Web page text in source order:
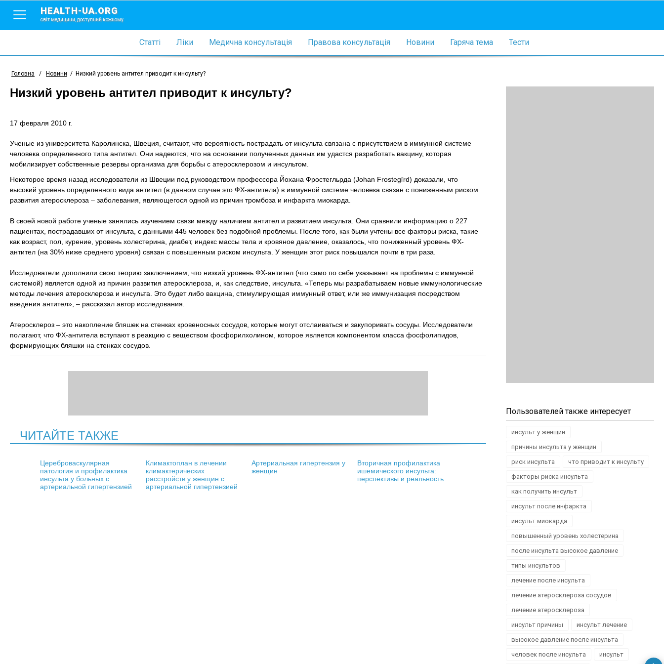
HEALTH-UA.ORG
світ медицини, доступний кожному
Статті Ліки Медична консультація Правова консультація Новини Гаряча тема Тести
Головна / Новини / Низкий уровень антител приводит к инсульту?
Низкий уровень антител приводит к инсульту?
17 февраля 2010 г.
Ученые из университета Каролинска, Швеция, считают, что вероятность пострадать от инсульта связана с присутствием в иммунной системе
человека определенного типа антител. Они надеются, что на основании полученных данных им удастся разработать вакцину, которая
мобилизирует собственные резервы организма для борьбы с атеросклерозом и инсультом.
Некоторое время назад исследователи из Швеции под руководством профессора Йохана Фростегльрда (Johan Frostegľrd) доказали, что
высокий уровень определенного вида антител (в данном случае это ФХ-антитела) в иммунной системе человека связан с пониженным риском
развития атеросклероза – заболевания, являющегося одной из причин тромбоза и инфаркта миокарда.
В своей новой работе ученые занялись изучением связи между наличием антител и развитием инсульта. Они сравнили информацию о 227
пациентах, пострадавших от инсульта, с данными 445 человек без подобной проблемы. После того, как были учтены все факторы риска, такие
как возраст, пол, курение, уровень холестерина, диабет, индекс массы тела и кровяное давление, оказалось, что пониженный уровень ФХ-
антител (на 30% ниже среднего уровня) связан с повышенным риском инсульта. У женщин этот риск повышался почти в три раза.
Исследователи дополнили свою теорию заключением, что низкий уровень ФХ-антител (что само по себе указывает на проблемы с иммунной
системой) является одной из причин развития атеросклероза, и, как следствие, инсульта. «Теперь мы разрабатываем новые иммунологические
методы лечения атеросклероза и инсульта. Это будет либо вакцина, стимулирующая иммунный ответ, или же иммунизация посредством
введения антител», – рассказал автор исследования.
Атеросклероз – это накопление бляшек на стенках кровеносных сосудов, которые могут отслаиваться и закупоривать сосуды. Исследователи
полагают, что ФХ-антитела вступают в реакцию с веществом фосфорилхолином, которое является компонентом класса фосфолипидов,
формирующих бляшки на стенках сосудов.
ЧИТАЙТЕ ТАКЖЕ
Цереброваскулярная
патология и профилактика
инсульта у больных с
артериальной гипертензией
Климактоплан в лечении
климактерических
расстройств у женщин с
артериальной гипертензией
Артериальная гипертензия у
женщин
Вторичная профилактика
ишемического инсульта:
перспективы и реальность
Пользователей также интересует
инсульт у женщин
причины инсульта у женщин
риск инсульта
что приводит к инсульту
факторы риска инсульта
как получить инсульт
инсульт после инфаркта
инсульт миокарда
повышенный уровень холестерина
после инсульта высокое давление
типы инсультов
лечение после инсульта
лечение атеросклероза сосудов
лечение атеросклероза
инсульт причины
инсульт лечение
высокое давление после инсульта
человек после инсульта
инсульт